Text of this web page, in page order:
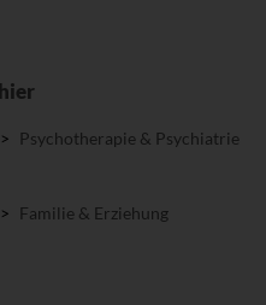
>
Psychotherapie & Psychiatrie
> Familie & Erziehung